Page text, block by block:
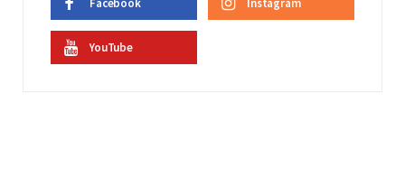
YouTube